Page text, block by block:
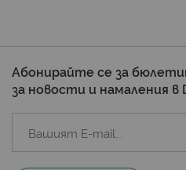
Абонирайте се за
за новости и намаления в